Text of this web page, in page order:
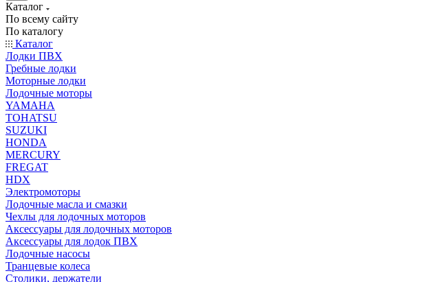
Каталог
По всему сайту
По каталогу
Каталог
Лодки ПВХ
Гребные лодки
Моторные лодки
Лодочные моторы
YAMAHA
TOHATSU
SUZUKI
HONDA
MERCURY
FREGAT
HDX
Электромоторы
Лодочные масла и смазки
Чехлы для лодочных моторов
Аксессуары для лодочных моторов
Аксессуары для лодок ПВХ
Лодочные насосы
Транцевые колеса
Столики, держатели